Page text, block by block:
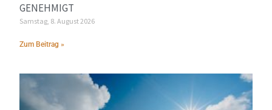
GENEHMIGT
Samstag, 8. August 2026
Zum Beitrag »